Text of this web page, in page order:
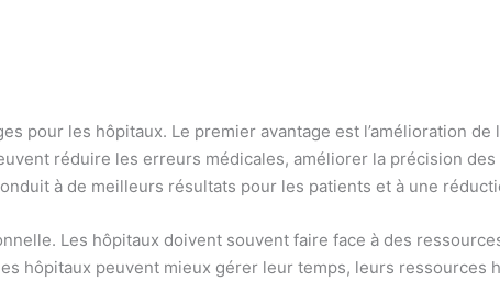
pour les hôpitaux. Le premier avantage est l’amélioration de
réduire les erreurs médicales, améliorer la précision
à de meilleurs résultats pour les patients et à une
Les hôpitaux doivent souvent faire face à des
hôpitaux peuvent mieux gérer leur temps, leurs ressources